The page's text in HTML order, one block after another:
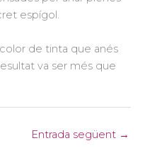
espígol.
de tinta que anés
va ser més que
Entrada següent →